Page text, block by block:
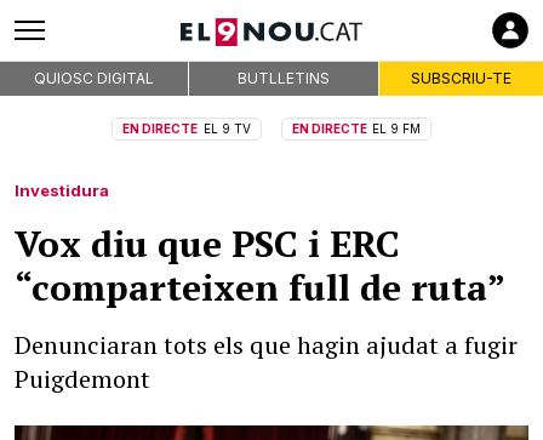
QUIOSC DIGITAL BUTLLETINS SUBSCRIU-TE
EN DIRECTE EL 9 TV EN DIRECTE EL 9 FM
Investidura
Vox diu que PSC i ERC
“comparteixen full de ruta”
Denunciaran tots els que hagin ajudat a fugir
Puigdemont